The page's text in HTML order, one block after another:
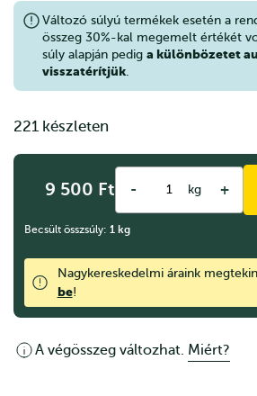
Változó súlyú termékek esetén a
összeg 30%-kal megemelt értékét
súly alapján pedig a különbözetet
visszatérítjük
221 készleten
9 500 Ft - kg +
Becsült összsúly: 1 kg
Nagykereskedelmi áraink
be!
A végösszeg változhat. Miért?